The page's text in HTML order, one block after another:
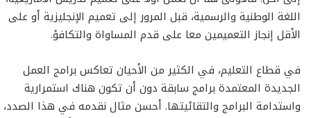
اللغة الوطنية والرسمية، قبل المرور إلى تعميم الإنجليزية أو على
الأقل إنجاز التعميمين معا على قدم المساواة والتكافؤ.
في قطاع التعليم، في الكثير من الأحيان تعاكس برامج العمل
الجديدة المعتمدة برامج سابقة دون أن تكون هناك استمرارية
واستدامة البرامج والتقائيتها. أحسن مثال نقدمه في هذا الصدد،